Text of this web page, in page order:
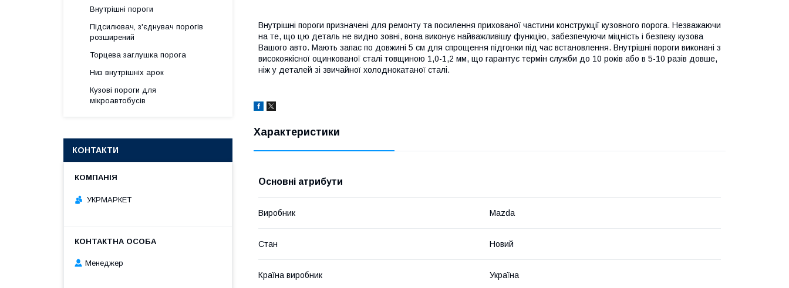
Внутрішні пороги призначені для ремонту та посилення прихованої частини конструкції кузовного порога. Незважаючи
на те, що цю деталь не видно зовні, вона виконує найважливішу функцію, забезпечуючи міцність і безпеку кузова
Вашого авто. Мають запас по довжині 5 см для спрощення підгонки під час встановлення. Внутрішні пороги виконані з
високоякісної оцинкованої сталі товщиною 1,0-1,2 мм, що гарантує термін служби до 10 років або в 5-10 разів довше,
ніж у деталей зі звичайної холоднокатаної сталі.
Характеристики
Основні атрибути
Виробник Mazda
Стан Новий
Країна виробник Україна
Внутрішні пороги
Підсилювач, з'єднувач порогів
розширений
Торцева заглушка порога
Низ внутрішніх арок
Кузові пороги для
мікроавтобусів
КОНТАКТИ
УКРМАРКЕТ
Менеджер